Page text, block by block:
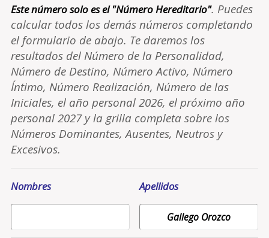
Este número solo es el "Número Hereditario". Puedes
calcular todos los demás números completando
el formulario de abajo. Te daremos los
resultados del Número de la Personalidad,
Número de Destino, Número Activo, Número
Íntimo, Número Realización, Número de las
Iniciales, el año personal 2026, el próximo año
personal 2027 y la grilla completa sobre los
Números Dominantes, Ausentes, Neutros y
Excesivos.
Nombres Apellidos